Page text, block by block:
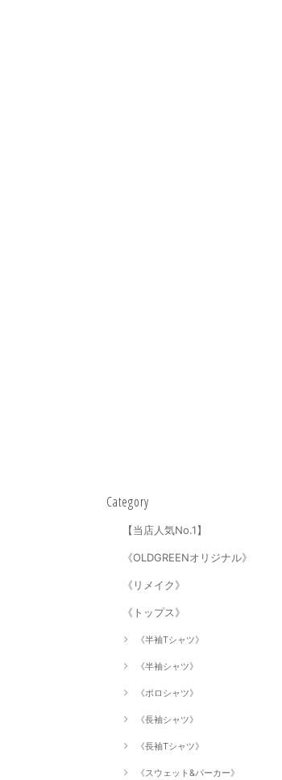
Category
【当店人気No.1】
《OLDGREENオリジナル》
《リメイク》
《トップス》
《半袖Tシャツ》
《半袖シャツ》
《ポロシャツ》
《長袖シャツ》
《長袖Tシャツ》
《スウェット&パーカー》